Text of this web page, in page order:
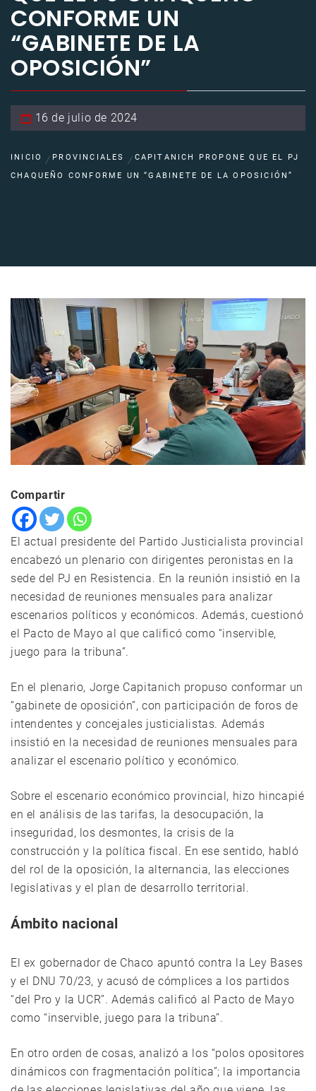
CONFORME UN
“GABINETE DE LA
OPOSICIÓN”
16 de julio de 2024
INICIO PROVINCIALES
CAPITANICH PROPONE QUE EL PJ
CHAQUEÑO CONFORME UN “GABINETE DE LA OPOSICIÓN”
Compartir
El actual presidente del Partido Justicialista provincial
encabezó un plenario con dirigentes peronistas en la
sede del PJ en Resistencia. En la reunión insistió en la
necesidad de reuniones mensuales para analizar
escenarios políticos y económicos. Además, cuestionó
el Pacto de Mayo al que calificó como “inservible,
juego para la tribuna”.
En el plenario, Jorge Capitanich propuso conformar un
“gabinete de oposición”, con participación de foros de
intendentes y concejales justicialistas. Además
insistió en la necesidad de reuniones mensuales para
analizar el escenario político y económico.
Sobre el escenario económico provincial, hizo hincapié
en el análisis de las tarifas, la desocupación, la
inseguridad, los desmontes, la crisis de la
construcción y la política fiscal. En ese sentido, habló
del rol de la oposición, la alternancia, las elecciones
legislativas y el plan de desarrollo territorial.
Ámbito nacional
El ex gobernador de Chaco apuntó contra la Ley Bases
y el DNU 70/23, y acusó de cómplices a los partidos
“del Pro y la UCR”. Además calificó al Pacto de Mayo
como “inservible, juego para la tribuna”.
En otro orden de cosas, analizó a los “polos opositores
dinámicos con fragmentación política”; la importancia